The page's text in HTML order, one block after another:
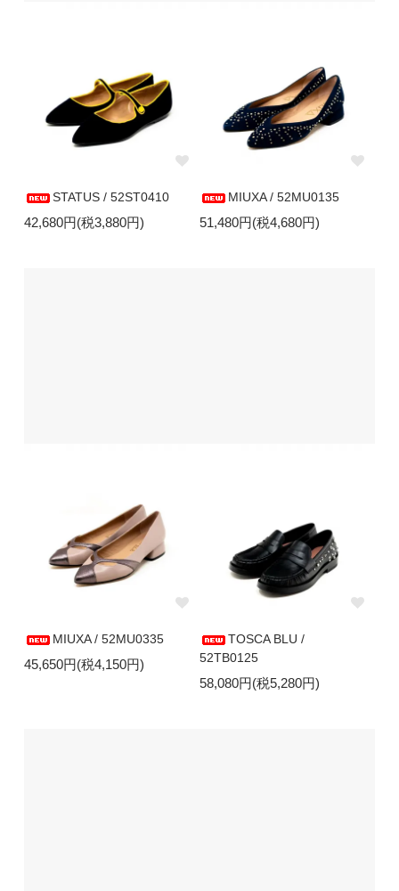
STATUS / 52ST0410
42,680円(税3,880円)
MIUXA / 52MU0135
51,480円(税4,680円)
MIUXA / 52MU0335
45,650円(税4,150円)
TOSCA BLU /
52TB0125
58,080円(税5,280円)